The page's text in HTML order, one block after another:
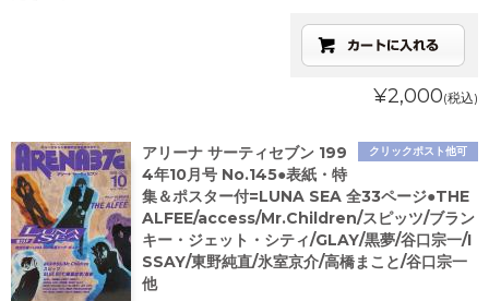
¥2,000(税込)
クリックポスト他可
アリーナ サーティセブン 199
4年10月号 No.145●表紙・特
集＆ポスター付=LUNA SEA 全33ページ●THE
ALFEE/access/Mr.Children/スピッツ/ブラン
キー・ジェット・シティ/GLAY/黒夢/谷口宗一/I
SSAY/東野純直/氷室京介/高橋まこと/谷口宗一
他